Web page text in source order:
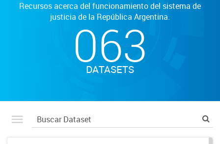
Recursos acerca del funcionamiento del sistema de
justicia de la República Argentina.
063
DATASETS